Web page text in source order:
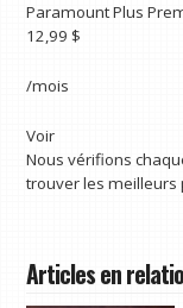
Paramount Plus
12,99 $
/mois
Voir
Nous vérifions
trouver les meilleurs
Articles en